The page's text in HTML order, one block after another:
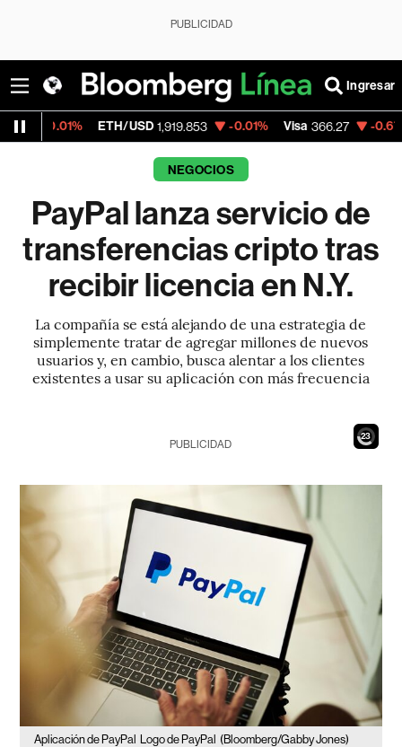
PUBLICIDAD
Ingresar
ETH/USD 1,919.853 -0.01% Visa 366.27 -0.67%
NEGOCIOS
PayPal lanza servicio de
transferencias cripto tras
recibir licencia en N.Y.
La compañía se está alejando de una estrategia de
simplemente tratar de agregar millones de nuevos
usuarios y, en cambio, busca alentar a los clientes
existentes a usar su aplicación con más frecuencia
21
PUBLICIDAD
Aplicación de PayPal Logo de PayPal (Bloomberg/Gabby Jones)